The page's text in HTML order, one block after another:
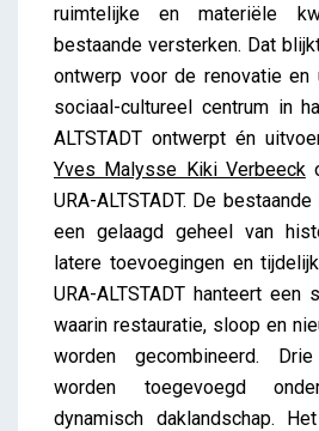
ruimtelijke en materiële
bestaande versterken. Dat
ontwerp voor de renovatie en
sociaal-cultureel centrum in
ALTSTADT ontwerpt én
Yves Malysse Kiki Verbeeck
URA-ALTSTADT. De
een gelaagd geheel van
latere toevoegingen en
URA-ALTSTADT hanteert
waarin restauratie, sloop en
worden gecombineerd.
worden toegevoegd
dynamisch daklandschap.